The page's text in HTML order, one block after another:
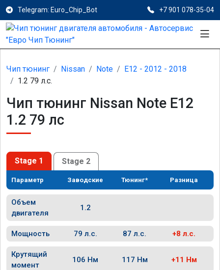
Telegram: Euro_Chip_Bot +7 901 078-35-04
Чип тюнинг Nissan Note
E12 - 2012 - 2018
1.2 79 л.с.
Чип тюнинг Nissan Note E12
1.2 79 лс
Stage 1 Stage 2
Параметр Заводские Тюнинг* Разница
Объем
двигателя
1.2
Мощность 79 л.с. 87 л.с. +8 л.с.
Крутящий
момент
106 Нм 117 Нм +11 Нм